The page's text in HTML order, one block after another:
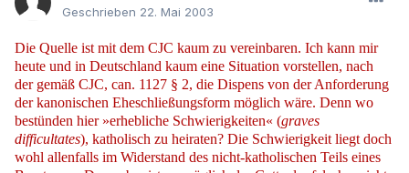
Geschrieben 22. Mai 2003
Die Quelle ist mit dem CJC kaum zu vereinbaren. Ich kann mir
heute und in Deutschland kaum eine Situation vorstellen, nach
der gemäß CJC, can. 1127 § 2, die Dispens von der Anforderung
der kanonischen Eheschließungsform möglich wäre. Denn wo
bestünden hier »erhebliche Schwierigkeiten« (graves
difficultates), katholisch zu heiraten? Die Schwierigkeit liegt doch
wohl allenfalls im Widerstand des nicht-katholischen Teils eines